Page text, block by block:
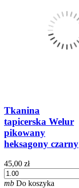
Tkanina
tapicerska Welur
pikowany
heksagony czarny
45,00 zł
mb Do koszyka